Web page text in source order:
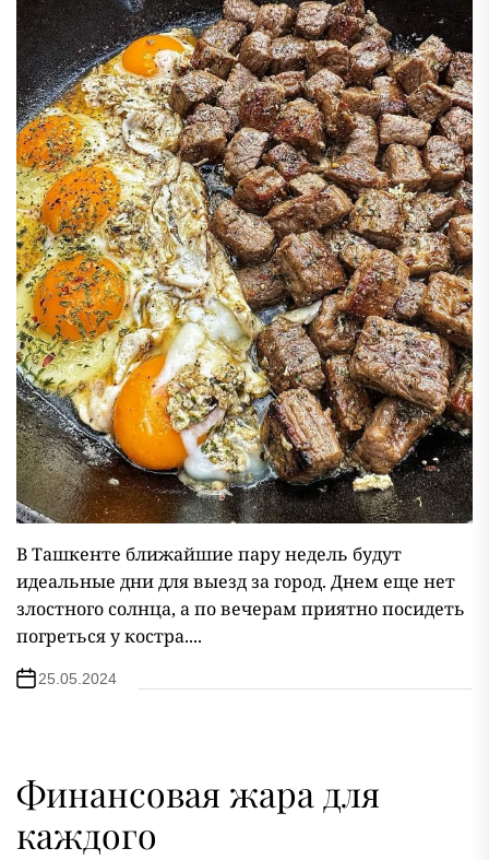
В Ташкенте ближайшие пару недель будут
идеальные дни для выезд за город. Днем еще нет
злостного солнца, а по вечерам приятно посидеть
погреться у костра....
25.05.2024
Финансовая жара для
каждого